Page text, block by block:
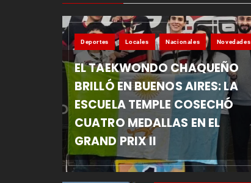
Deportes Locales Nacionales Novedades
EL TAEKWONDO CHAQUEÑO
BRILLÓ EN BUENOS AIRES: LA
ESCUELA TEMPLE COSECHÓ
CUATRO MEDALLAS EN EL
GRAND PRIX II